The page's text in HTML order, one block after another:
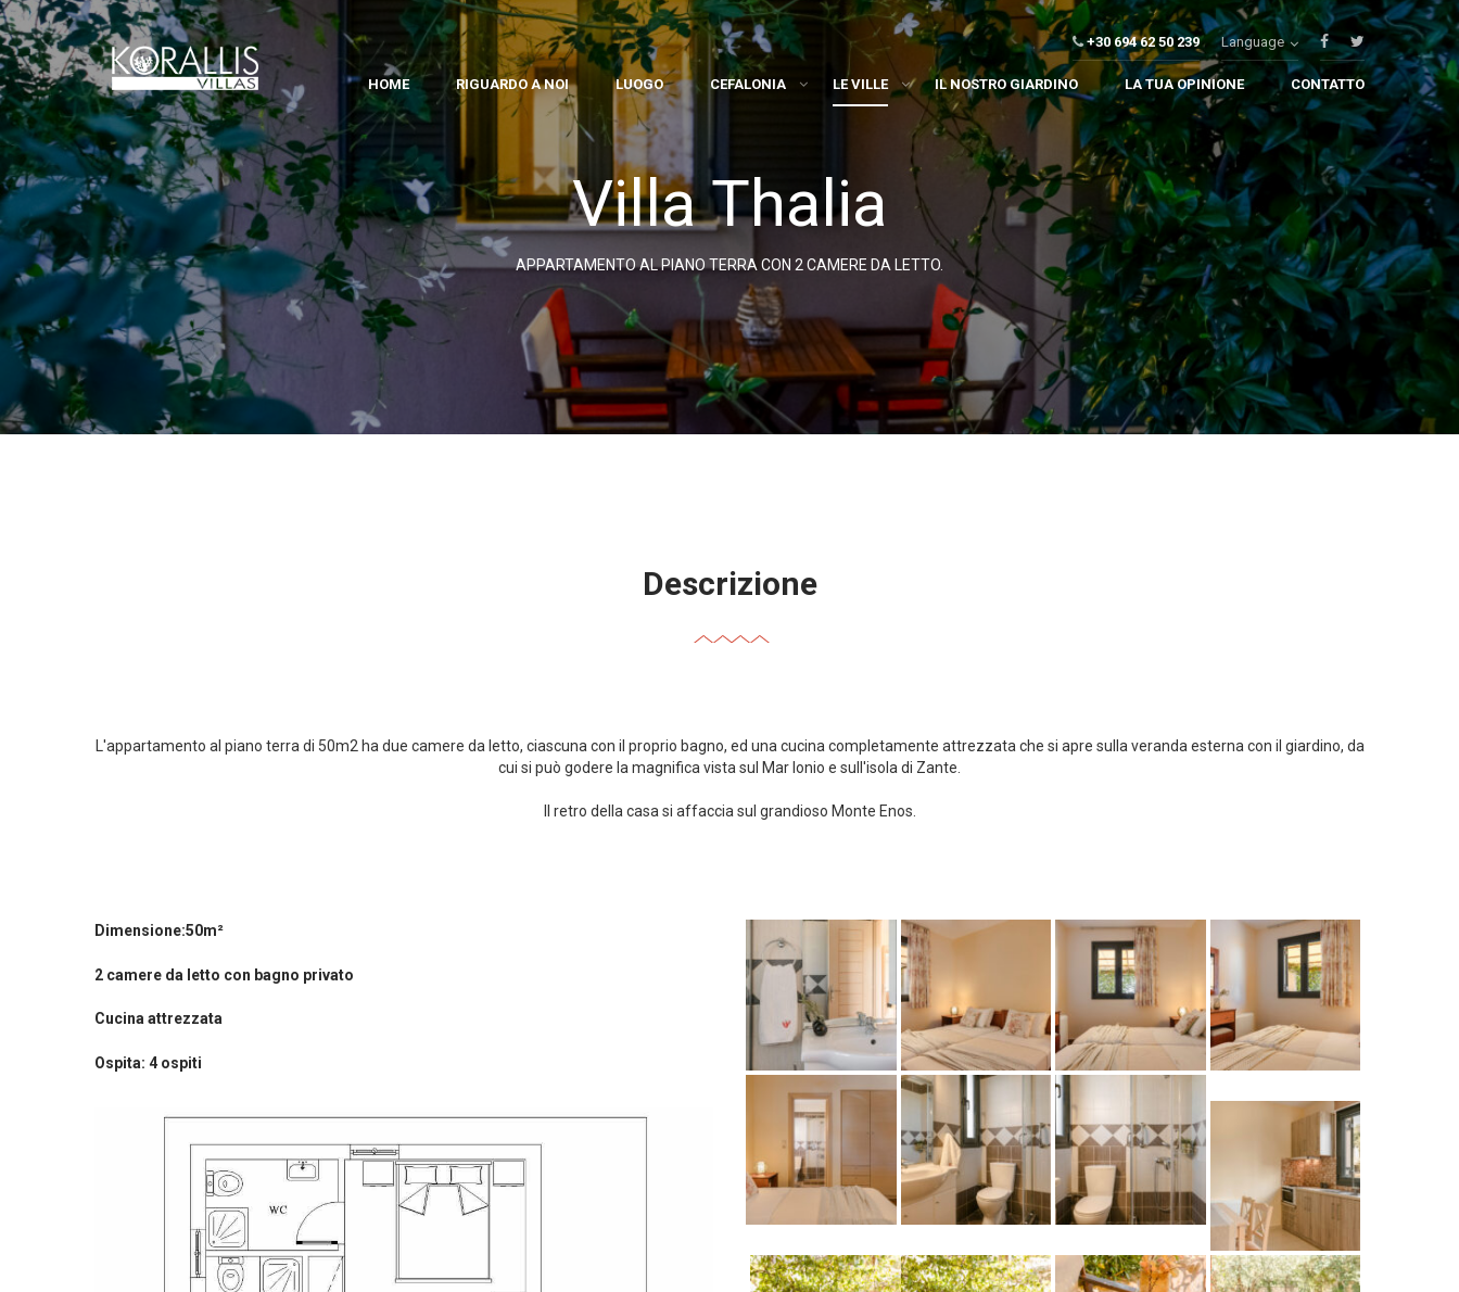
+30 694 62 50 239 Language
HOME RIGUARDO A NOI LUOGO CEFALONIA LE VILLE IL NOSTRO GIARDINO LA TUA OPINIONE CONTATTO
Villa Thalia
APPARTAMENTO AL PIANO TERRA CON 2 CAMERE DA LETTO.
Descrizione
L'appartamento al piano terra di 50m2 ha due camere da letto, ciascuna con il proprio bagno, ed una cucina completamente attrezzata che si apre sulla veranda esterna con il giardino, da
cui si può godere la magnifica vista sul Mar Ionio e sull'isola di Zante.
Il retro della casa si affaccia sul grandioso Monte Enos.
Dimensione:50m²
2 camere da letto con bagno privato
Cucina attrezzata
Ospita: 4 ospiti